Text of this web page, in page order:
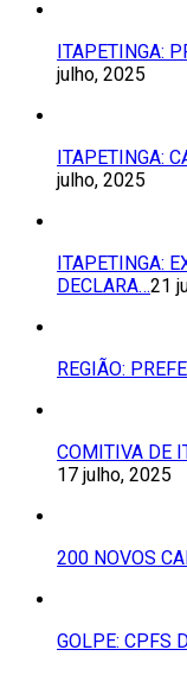
ITAPETINGA:
julho, 2025
ITAPETINGA:
julho, 2025
ITAPETINGA:
DECLARA…21
REGIÃO:
COMITIVA DE
17 julho, 2025
200 NOVOS
GOLPE: CPFS